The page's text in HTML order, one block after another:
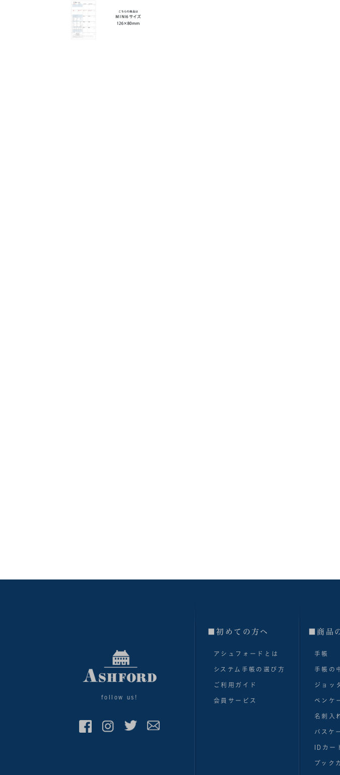
follow us!
■初めての方へ
アシュフォードとは
システム手帳の選び方
ご利用ガイド
会員サービス
■商品
手帳
手帳の
ジョッ
ペンケ
名刺入れ
パスケ
IDカー
ブック